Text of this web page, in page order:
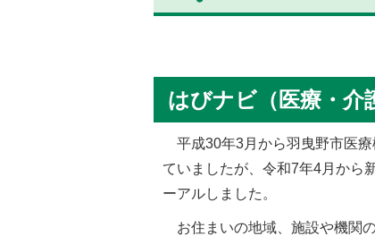
はびナビ（医療・介
平成30年3月から羽曳野市医療
ていましたが、令和7年4月から
ーアルしました。
お住まいの地域、施設や機関